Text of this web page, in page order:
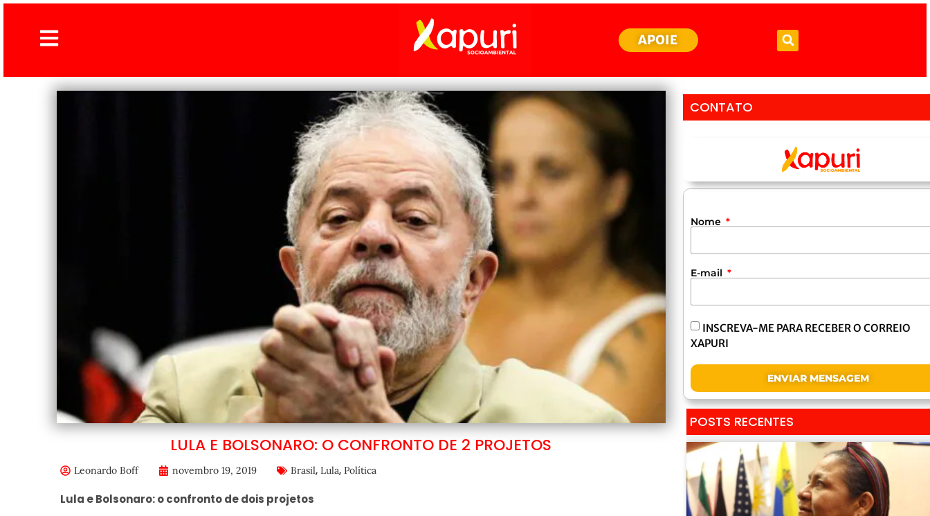
APOIE
LULA E BOLSONARO: O CONFRONTO DE 2 PROJETOS
Leonardo Boff novembro 19, 2019 Brasil, Lula, Política
Lula e Bolsonaro: o confronto de dois projetos
CONTATO
Nome
E-mail
INSCREVA-ME PARA RECEBER O CORREIO
XAPURI
ENVIAR MENSAGEM
POSTS RECENTES